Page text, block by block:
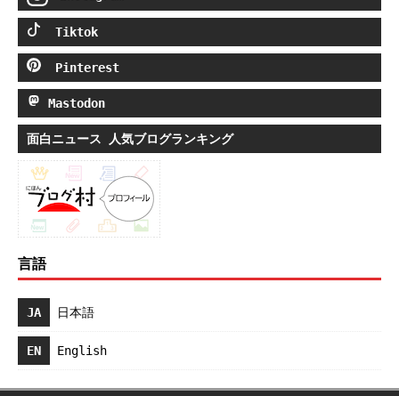
Tiktok
Pinterest
Mastodon
面白ニュース 人気ブログランキング
言語
JA 日本語
EN English